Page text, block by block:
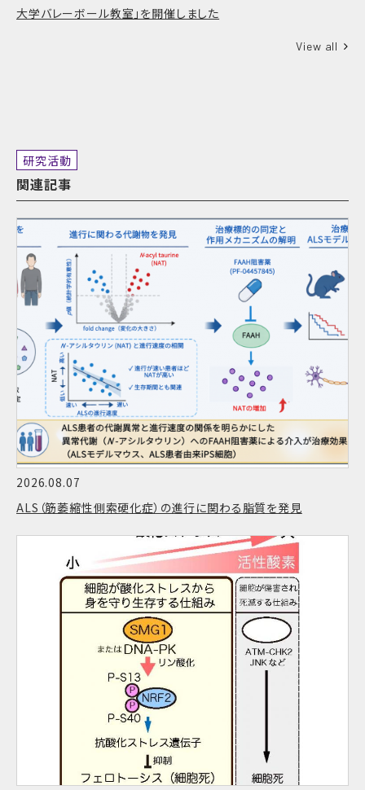
大学バレーボール教室」を開催しました
View all
研究活動
関連記事
2026.08.07
ALS（筋萎縮性側索硬化症）の進行に関わる脂質を発見